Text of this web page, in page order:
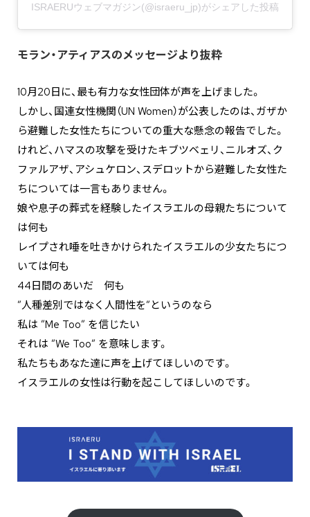
ISRAERUウェブマガジン(@israeru_jp)がシェアした投稿
モラン・アティアスのメッセージより抜粋
10月20日に、最も有力な女性団体が声を上げました。
しかし、国連女性機関（UN Women）が公表したのは、ガザか
ら避難した女性たちについての重大な懸念の報告でした。
けれど、ハマスの攻撃を受けたキブツベェリ、ニルオズ、ク
ファルアザ、アシュケロン、スデロットから避難した女性た
ちについては一言もありません。
娘や息子の葬式を経験したイスラエルの母親たちについて
は何も
レイプされ唾を吐きかけられたイスラエルの少女たちにつ
いては何も
44日間のあいだ 何も
”人種差別ではなく人間性を”というのなら
私は ”Me Too” を信じたい
それは ”We Too” を意味します。
私たちもあなた達に声を上げてほしいのです。
イスラエルの女性は行動を起こしてほしいのです。